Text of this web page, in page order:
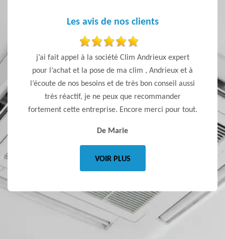
Les avis de nos clients
et un
j’ai fait appel à la société Clim Andrieux expert
pour l’achat et la pose de ma clim , Andrieux et à
l’écoute de nos besoins et de très bon conseil aussi
très réactif, je ne peux que recommander
fortement cette entreprise. Encore merci pour tout.
De Marie
VOIR PLUS